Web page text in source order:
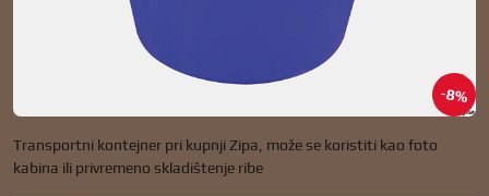
8%
Transportni kontejner pri kupnji Zipa, može se koristiti kao foto
kabina ili privremeno skladištenje ribe